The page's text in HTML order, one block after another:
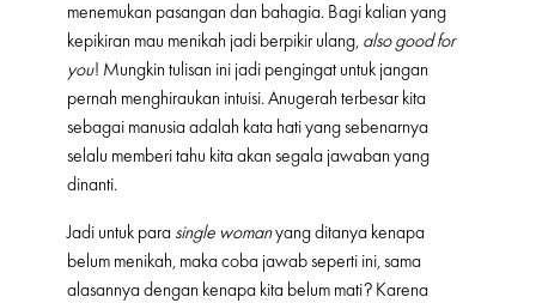
menemukan pasangan dan bahagia. Bagi kalian yang
kepikiran mau menikah jadi berpikir ulang, also good for
you! Mungkin tulisan ini jadi pengingat untuk jangan
pernah menghiraukan intuisi. Anugerah terbesar kita
sebagai manusia adalah kata hati yang sebenarnya
selalu memberi tahu kita akan segala jawaban yang
dinanti.
Jadi untuk para single womanyang ditanya kenapa
belum menikah, maka coba jawab seperti ini, sama
alasannya dengan kenapa kita belum mati? Karena